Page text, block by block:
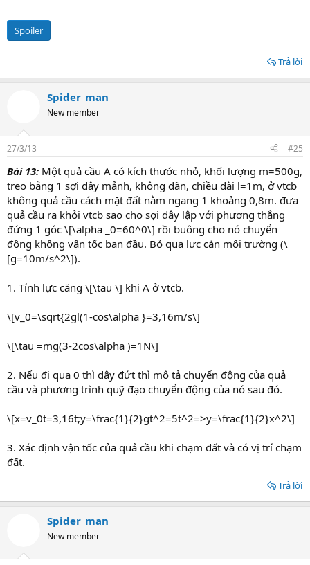
Spoiler
Trả lời
Spider_man
New member
27/3/13 #25
Bài 13: Một quả cầu A có kích thước nhỏ, khối lượng m=500g,
treo bằng 1 sợi dây mảnh, không dãn, chiều dài l=1m, ở vtcb
không quả cầu cách mặt đất nằm ngang 1 khoảng 0,8m. đưa
quả cầu ra khỏi vtcb sao cho sợi dây lập với phương thẳng
đứng 1 góc \[\alpha _0=60^0\] rồi buông cho nó chuyển
động không vận tốc ban đầu. Bỏ qua lực cản môi trường (\
[g=10m/s^2\]).
1. Tính lực căng \[\tau \] khi A ở vtcb.
\[v_0=\sqrt{2gl(1-cos\alpha }=3,16m/s\]
\[\tau =mg(3-2cos\alpha )=1N\]
2. Nếu đi qua 0 thì dây đứt thì mô tả chuyển động của quả
cầu và phương trình quỹ đạo chuyển động của nó sau đó.
\[x=v_0t=3,16t;y=\frac{1}{2}gt^2=5t^2=>y=\frac{1}{2}x^2\]
3. Xác định vận tốc của quả cầu khi chạm đất và có vị trí chạm
đất.
Trả lời
Spider_man
New member